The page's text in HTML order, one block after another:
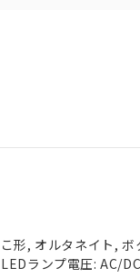
形, オルタネイト,
ランプ電圧: AC/